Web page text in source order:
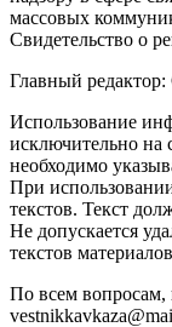
массовых
Свидетельство о
Главный
Использование
исключительно на
необходимо
При
текстов. Текст
Не допускается
текстов
По всем вопросам,